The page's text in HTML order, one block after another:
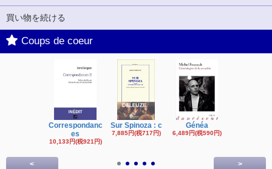
買い物を続ける
Coups de coeur
Correspondanc
es
10,133円(税921円)
Sur Spinoza : c
7,885円(税717円)
Généa
6,489円(税590円)
< >